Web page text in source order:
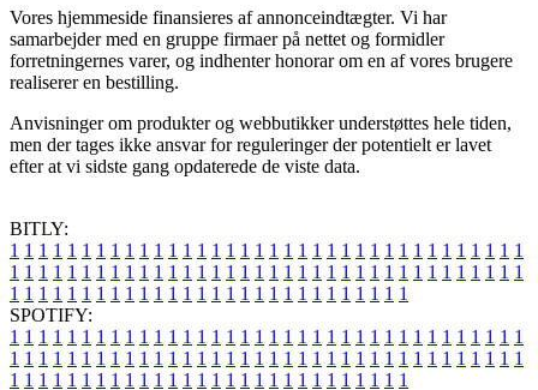
Vores hjemmeside finansieres af annonceindtægter. Vi har
samarbejder med en gruppe firmaer på nettet og formidler
forretningernes varer, og indhenter honorar om en af vores brugere
realiserer en bestilling.
Anvisninger om produkter og webbutikker understøttes hele tiden,
men der tages ikke ansvar for reguleringer der potentielt er lavet
efter at vi sidste gang opdaterede de viste data.
BITLY:
1 1 1 1 1 1 1 1 1 1 1 1 1 1 1 1 1 1 1 1 1 1 1 1 1 1 1 1 1 1 1 1 1 1 1 1
1 1 1 1 1 1 1 1 1 1 1 1 1 1 1 1 1 1 1 1 1 1 1 1 1 1 1 1 1 1 1 1 1 1 1 1
1 1 1 1 1 1 1 1 1 1 1 1 1 1 1 1 1 1 1 1 1 1 1 1 1 1 1 1
SPOTIFY:
1 1 1 1 1 1 1 1 1 1 1 1 1 1 1 1 1 1 1 1 1 1 1 1 1 1 1 1 1 1 1 1 1 1 1 1
1 1 1 1 1 1 1 1 1 1 1 1 1 1 1 1 1 1 1 1 1 1 1 1 1 1 1 1 1 1 1 1 1 1 1 1
1 1 1 1 1 1 1 1 1 1 1 1 1 1 1 1 1 1 1 1 1 1 1 1 1 1 1 1